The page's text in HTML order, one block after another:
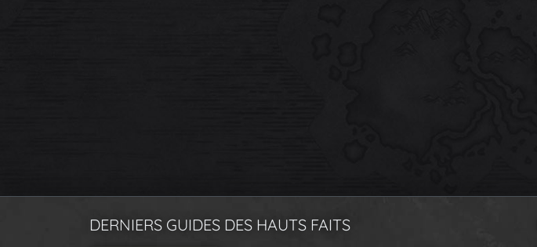
DERNIERS GUIDES DES HAUTS FAITS